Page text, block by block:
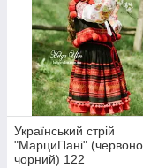
Український стрій
"МарциПані"
чорний) 122